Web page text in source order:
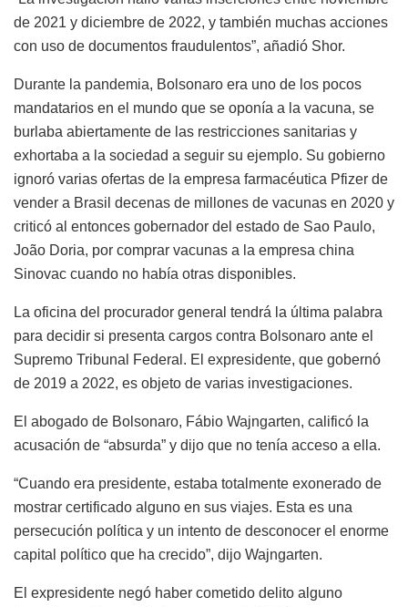
de 2021 y diciembre de 2022, y también muchas acciones
con uso de documentos fraudulentos”, añadió Shor.
Durante la pandemia, Bolsonaro era uno de los pocos
mandatarios en el mundo que se oponía a la vacuna, se
burlaba abiertamente de las restricciones sanitarias y
exhortaba a la sociedad a seguir su ejemplo. Su gobierno
ignoró varias ofertas de la empresa farmacéutica Pfizer de
vender a Brasil decenas de millones de vacunas en 2020 y
criticó al entonces gobernador del estado de Sao Paulo,
João Doria, por comprar vacunas a la empresa china
Sinovac cuando no había otras disponibles.
La oficina del procurador general tendrá la última palabra
para decidir si presenta cargos contra Bolsonaro ante el
Supremo Tribunal Federal. El expresidente, que gobernó
de 2019 a 2022, es objeto de varias investigaciones.
El abogado de Bolsonaro, Fábio Wajngarten, calificó la
acusación de “absurda” y dijo que no tenía acceso a ella.
“Cuando era presidente, estaba totalmente exonerado de
mostrar certificado alguno en sus viajes. Esta es una
persecución política y un intento de desconocer el enorme
capital político que ha crecido”, dijo Wajngarten.
El expresidente negó haber cometido delito alguno